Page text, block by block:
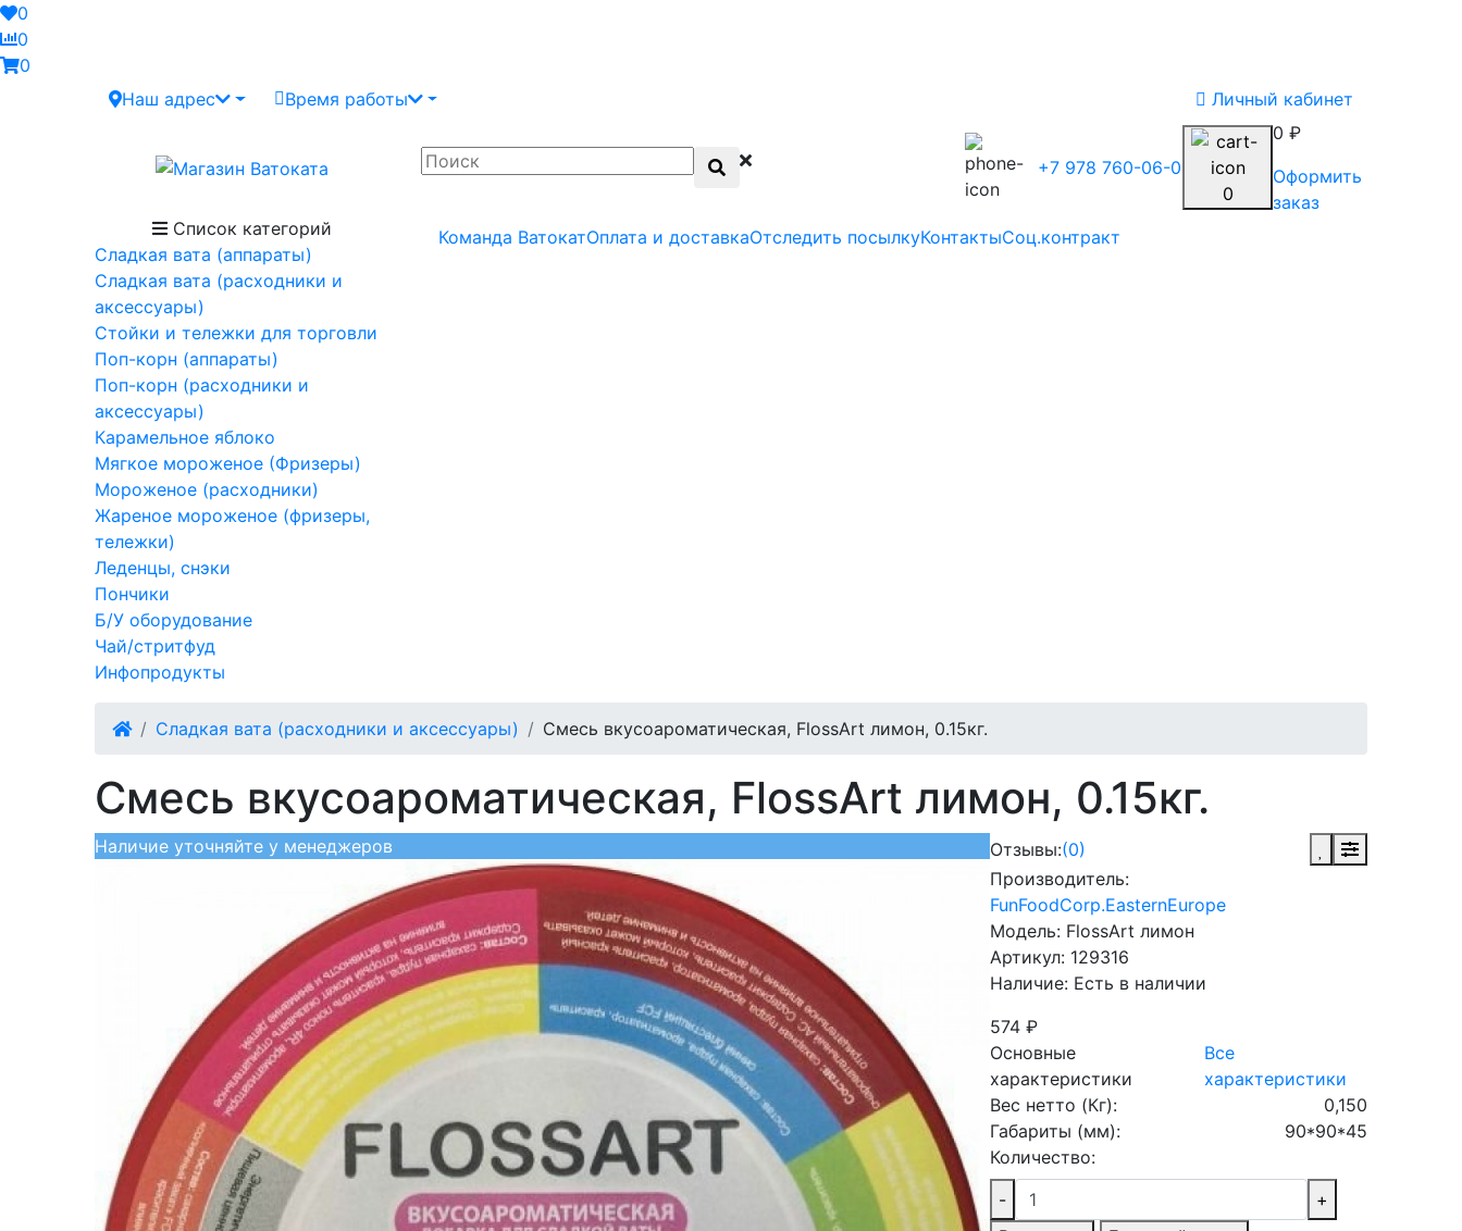
0
0
0
Наш адрес
Время работы Личный кабинет
+7 978 760-06-03
0
0 ₽
Оформить
заказ
Список категорий
Сладкая вата (аппараты)
Сладкая вата (расходники и
аксессуары)
Стойки и тележки для торговли
Поп-корн (аппараты)
Поп-корн (расходники и
аксессуары)
Карамельное яблоко
Мягкое мороженое (Фризеры)
Мороженое (расходники)
Жареное мороженое (фризеры,
тележки)
Леденцы, снэки
Пончики
Б/У оборудование
Чай/стритфуд
Инфопродукты
Команда ВатокатОплата и доставкаОтследить посылкуКонтактыСоц.контракт
Сладкая вата (расходники и аксессуары) Смесь вкусоароматическая, FlossArt лимон, 0.15кг.
Смесь вкусоароматическая, FlossArt лимон, 0.15кг.
Наличие уточняйте у менеджеров Отзывы:(0)
Производитель:
FunFoodCorp.EasternEurope
Модель: FlossArt лимон
Артикул: 129316
Наличие: Есть в наличии
574 ₽
Основные
характеристики
Все
характеристики
Вес нетто (Кг):
0,150
Габариты (мм):
90*90*45
Количество:
-
+